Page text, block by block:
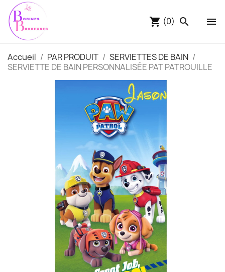
shopping_cart (0) search 
Accueil PAR PRODUIT
SERVIETTES DE BAIN
SERVIETTE DE BAIN PERSONNALISÉE PAT PATROUILLE